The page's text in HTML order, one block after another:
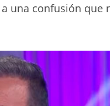
una confusión